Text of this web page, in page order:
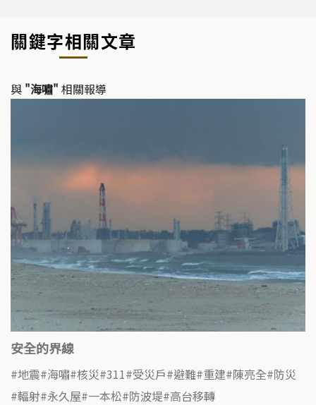
y
Li
k o
關鍵字相關文章
與 "海嘯" 相關報導
安全的界線
地震 海嘯 核災 311 受災戶 避難 重建 陳亮全 防災
輻射 永久屋 一本松 防波堤 高台移轉